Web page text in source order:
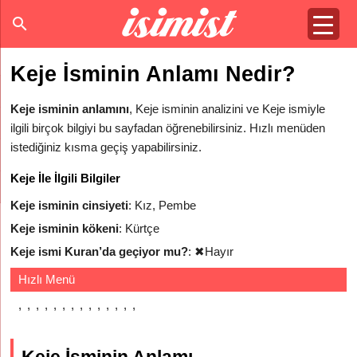
Keje İsminin Anlamı Nedir?
Keje isminin anlamını, Keje isminin analizini ve Keje ismiyle
ilgili birçok bilgiyi bu sayfadan öğrenebilirsiniz. Hızlı menüden
istediğiniz kısma geçiş yapabilirsiniz.
Keje İle İlgili Bilgiler
Keje isminin cinsiyeti: Kız, Pembe
Keje isminin kökeni: Kürtçe
Keje ismi Kuran’da geçiyor mu?: ✖Hayır
Hızlı Menü